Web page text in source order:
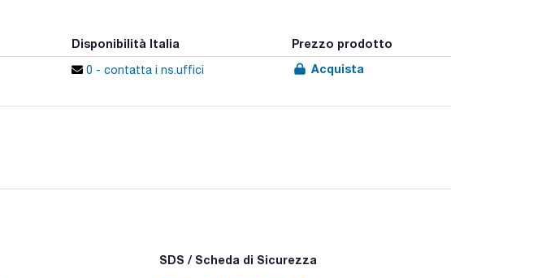
Disponibilità Italia Prezzo prodotto
0 - contatta i ns.uffici Acquista
SDS / Scheda di Sicurezza